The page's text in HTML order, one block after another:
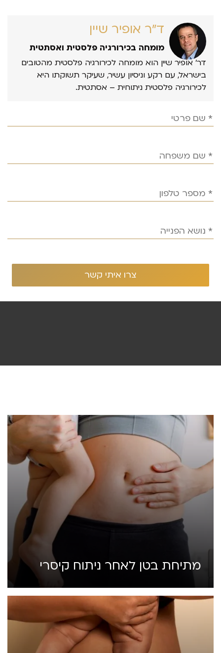
ד״ר אופיר שיין
מומחה בכירורגיה פלסטית ואסתטית
דר’ אופיר שיין הוא מומחה לכירורגיה פלסטית מהטובים
בישראל, עם רקע וניסיון עשיר, שעיקר תשוקתו היא
לכירורגיה פלסטית ניתוחית – אסתטית.
מתיחת בטן לאחר ניתוח קיסרי